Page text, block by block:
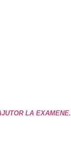
LA EXAMENE.